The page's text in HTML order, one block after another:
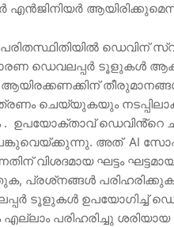
എൻജിനിയർ
ഡെവിന്
ഡെവലപ്പർ ടൂളുകൾ
ചെയ്യുകയും
ഡെവിൻ്റെ
അത് AI
വിശദമായ ഘട്ടം
ടൂളുകൾ ഉപയോഗിച്ച്
പരിഹരിച്ചു ശരിയായ